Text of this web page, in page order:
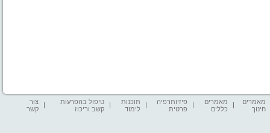
מאמרים
חינוך
מאמרים
כללים
פיזיותרפיה
פרטית
תוכנות
לימוד
טיפול בהפרעות
קשב וריכוז
צור
קשר